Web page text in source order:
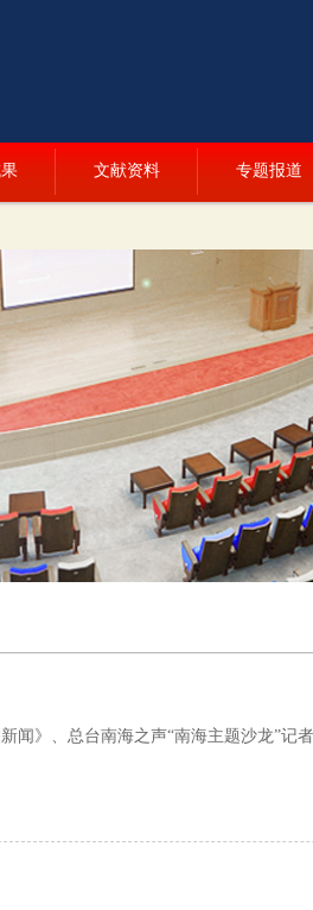
文献资料 专题报道
闻》、总台南海之声“南海主题沙龙”记